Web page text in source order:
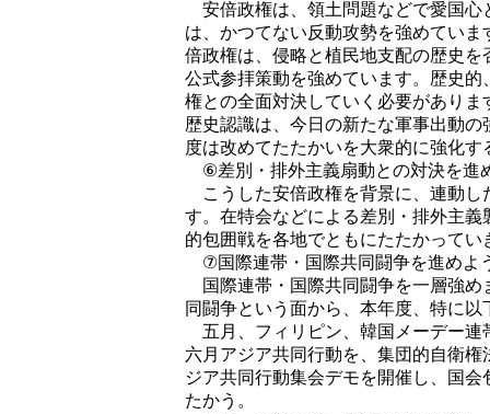
安倍政権は、領土問題などで愛国心
は、かつてない反動攻勢を強めてい
倍政権は、侵略と植民地支配の歴史
公式参拝策動を強めています。歴史
権との全面対決していく必要があり
歴史認識は、今日の新たな軍事出動
度は改めてたたかいを大衆的に強化す
⑥差別・排外主義扇動との対決を進
こうした安倍政権を背景に、連動し
す。在特会などによる差別・排外主
的包囲戦を各地でともにたたかってい
⑦国際連帯・国際共同闘争を進めよ
国際連帯・国際共同闘争を一層強め
同闘争という面から、本年度、特に
五月、フィリピン、韓国メーデー連
六月アジア共同行動を、集団的自衛
ジア共同行動集会デモを開催し、国
たかう。